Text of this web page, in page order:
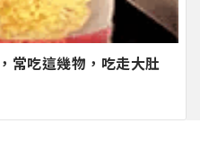
常吃這幾物，吃走大肚